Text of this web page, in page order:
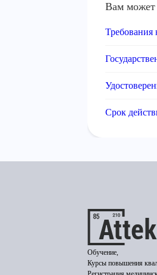
Вам может
Требования
Срок
Обучение,
Курсы повышения